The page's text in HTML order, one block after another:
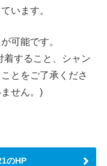
います。
可能です。
着すること、シャン
とをご了承くださ
せん。)
のHP